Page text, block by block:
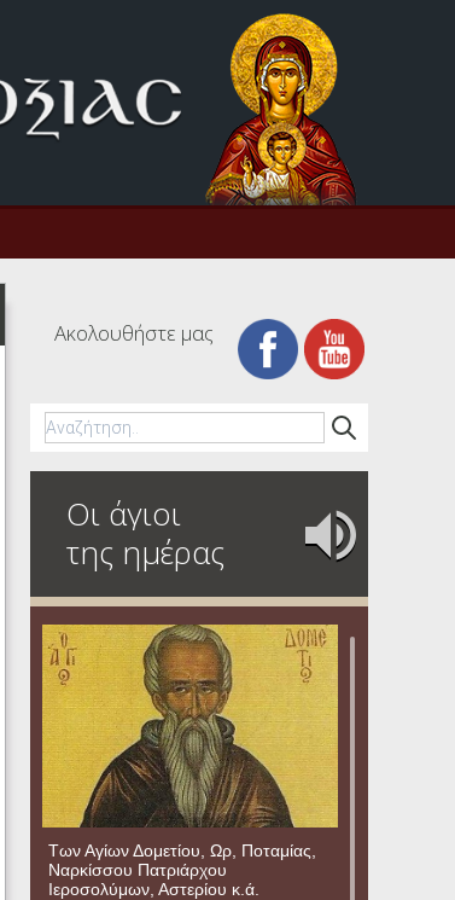
Ακολουθήστε μας
Οι άγιοι
της ημέρας
Των Αγίων Δομετίου, Ωρ, Ποταμίας,
Ναρκίσσου Πατριάρχου
Ιεροσολύμων, Αστερίου κ.ά.